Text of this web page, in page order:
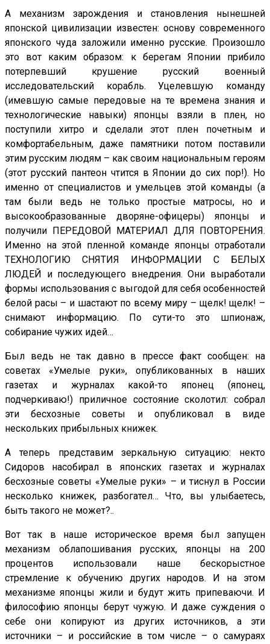
А механизм зарождения и становления нынешней
японской цивилизации известен: основу современного
японского чуда заложили именно русские. Произошло
это вот каким образом: к берегам Японии прибило
потерпевший крушение русский военный
исследовательский корабль. Уцелевшую команду
(имевшую самые передовые на те времена знания и
технологические навыки) японцы взяли в плен, но
поступили хитро и сделали этот плен почетным и
комфортабельным, даже памятники потом поставили
этим русским людям – как своим национальным героям
(этот русский пантеон чтится в Японии до сих пор!). Но
именно от специалистов и умельцев этой команды (а
там были ведь не только простые матросы, но и
высокообразованные дворяне-офицеры) японцы и
получили ПЕРЕДОВОЙ МАТЕРИАЛ ДЛЯ ПОВТОРЕНИЯ.
Именно на этой пленной команде японцы отработали
ТЕХНОЛОГИЮ СНЯТИЯ ИНФОРМАЦИИ С БЕЛЫХ
ЛЮДЕЙ и последующего внедрения. Они выработали
формы использования с выгодой для себя особенностей
белой расы – и шастают по всему миру – щелк! щелк! –
снимают информацию. По сути-то это шпионаж,
собирание чужих идей…
Был ведь не так давно в прессе факт сообщен: на
советах «Умелые руки», опубликованных в наших
газетах и журналах какой-то японец (японец,
подчеркиваю!) приличное состояние сколотил: собрал
эти бесхозные советы и опубликовал в виде
нескольких прибыльных книжек.
А теперь представим зеркальную ситуацию: некто
Сидоров насобирал в японских газетах и журналах
бесхозные советы «Умелые руки» – и тиснул в России
несколько книжек, разбогател… Что, вы улыбаетесь,
быть такого не может?..
Вот так в наше историческое время был запущен
механизм облапошивания русских, японцы на 200
процентов использовали наше бескорыстное
стремление к обучению других народов. И на этом
механизме японцы жили и будут жить припеваючи. И
философию японцы берут чужую. И даже суждения о
себе они копируют из других источников, а эти
источники – и российские в том числе – о самураях